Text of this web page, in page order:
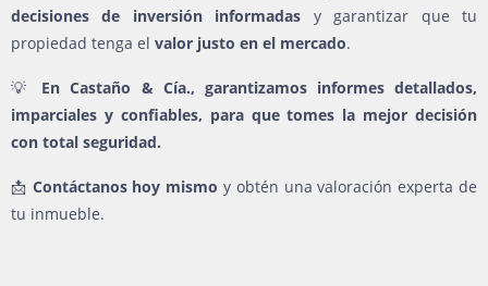
decisiones de inversión informadas y garantizar que tu
propiedad tenga el valor justo en el mercado.
💡 En Castaño & Cía., garantizamos informes detallados,
imparciales y confiables, para que tomes la mejor decisión
con total seguridad.
📩 Contáctanos hoy mismo y obtén una valoración experta de
tu inmueble.